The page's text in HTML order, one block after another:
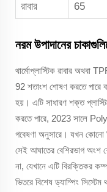
রাবার 65
নরম উপাদানের
থার্মোপ্লাস্টিক রাবার অথবা
92 শতাংশ শোষণ করতে পারে
হয়। এটি সাধারণ শক্ত
করতে পারে, 2023 সালে
গবেষণা অনুসারে। যখন কোনো
সেই আঘাতের বেশিরভাগ অংশ
না, যেখানে এটি বিরক্তিকর
ভিতরে বিশেষ ড্যাম্পিং